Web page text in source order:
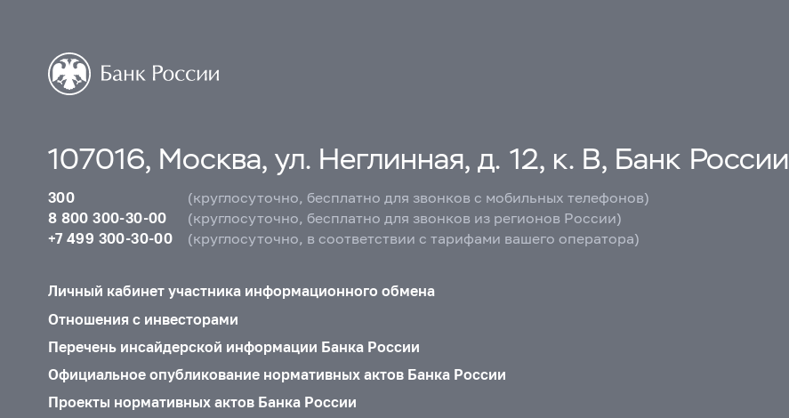
107016, Москва, ул. Неглинная, д. 12, к. В, Банк России
300
(круглосуточно, бесплатно для звонков с мобильных телефонов)
8 800 300-30-00
(круглосуточно, бесплатно для звонков из регионов России)
+7 499 300-30-00
(круглосуточно, в соответствии с тарифами вашего оператора)
Личный кабинет участника информационного обмена
Отношения с инвесторами
Перечень инсайдерской информации Банка России
Официальное опубликование нормативных актов Банка России
Проекты нормативных актов Банка России